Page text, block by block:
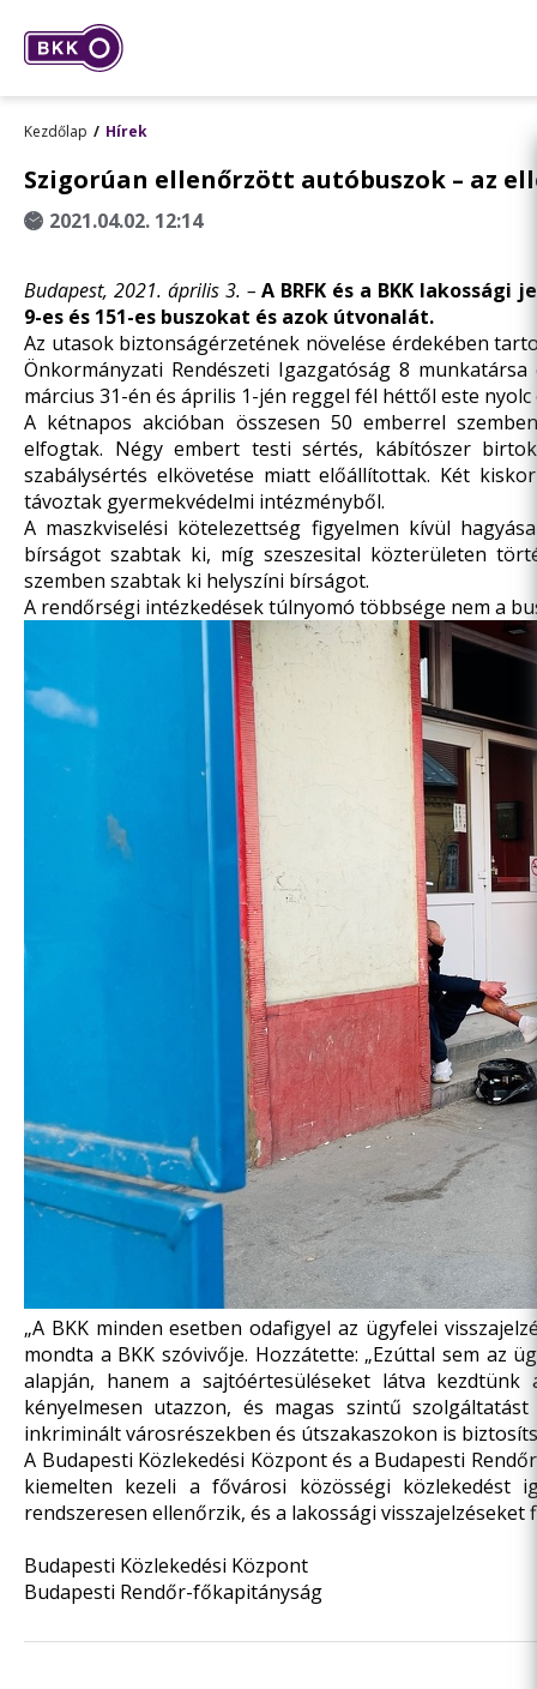
Kezdőlap Hírek
Szigorúan ellenőrzött autóbuszok – az
2021.04.02. 12:14
Budapest, 2021. április 3. – A BRFK és a BKK
9-es és 151-es buszokat és azok útvonalát.
Az utasok biztonságérzetének növelése érdekében
Önkormányzati Rendészeti Igazgatóság 8
március 31-én és április 1-jén reggel fél héttől este nyolc
A kétnapos akcióban összesen 50 emberrel
elfogtak. Négy embert testi sértés, kábítószer
szabálysértés elkövetése miatt előállítottak. Két
távoztak gyermekvédelmi intézményből.
A maszkviselési kötelezettség figyelmen kívül
bírságot szabtak ki, míg szeszesital közterületen
szemben szabtak ki helyszíni bírságot.
A rendőrségi intézkedések túlnyomó többsége nem a
„A BKK minden esetben odafigyel az ügyfelei
mondta a BKK szóvivője. Hozzátette: „Ezúttal sem az
alapján, hanem a sajtóértesüléseket látva
kényelmesen utazzon, és magas szintű
inkriminált városrészekben és útszakaszokon is
A Budapesti Közlekedési Központ és a Budapesti
kiemelten kezeli a fővárosi közösségi közlekedést
rendszeresen ellenőrzik, és a lakossági
Budapesti Közlekedési Központ
Budapesti Rendőr-főkapitányság